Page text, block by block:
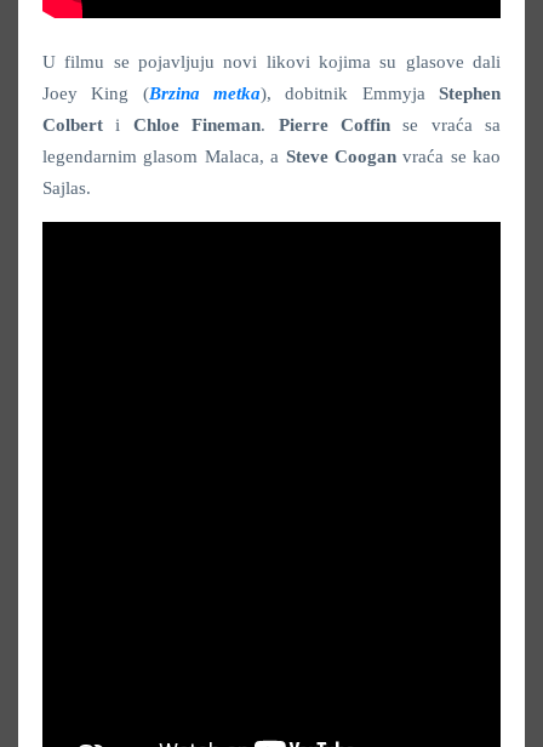
U filmu se pojavljuju novi likovi kojima su glasove dali
Joey King (Brzina metka), dobitnik EmmyjaStephen
Colbert i Chloe Fineman. Pierre Coffinse vraća sa
legendarnim glasom Malaca, a Steve Cooganvraća se kao
Sajlas.